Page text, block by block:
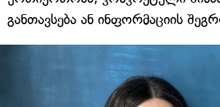
განთავსება ან ინფორმაციის